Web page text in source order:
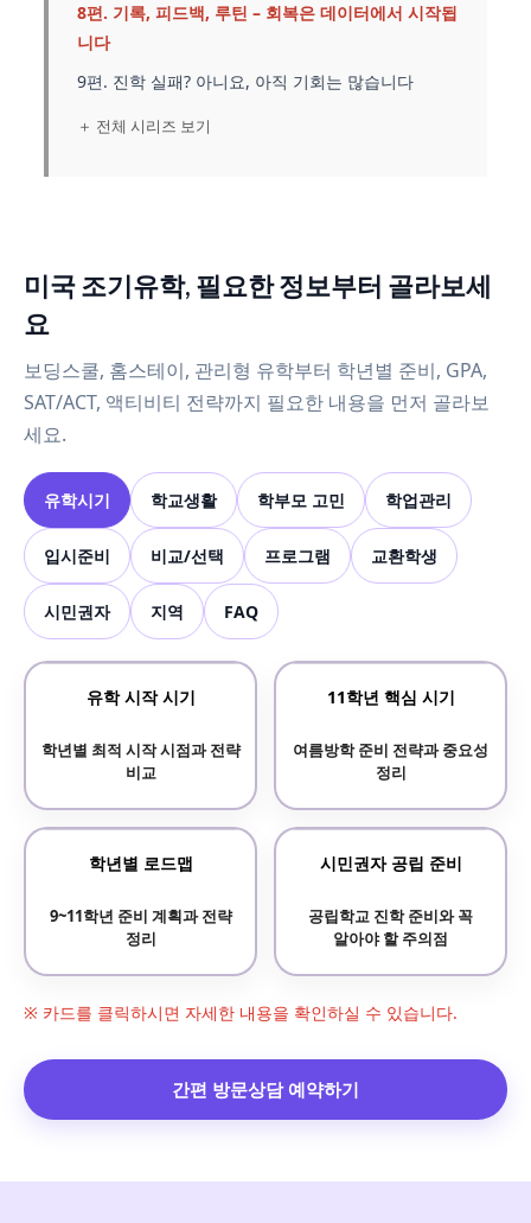
8편. 기록, 피드백, 루틴 – 회복은 데이터에서 시작됩
니다
9편. 진학 실패? 아니요, 아직 기회는 많습니다
＋ 전체 시리즈 보기
미국 조기유학, 필요한 정보부터 골라보세
요
보딩스쿨, 홈스테이, 관리형 유학부터 학년별 준비, GPA,
SAT/ACT, 액티비티 전략까지 필요한 내용을 먼저 골라보
세요.
유학시기 학교생활 학부모 고민 학업관리
입시준비 비교/선택 프로그램 교환학생
시민권자 지역 FAQ
유학 시작 시기
학년별 최적 시작 시점과 전략
비교
11학년 핵심 시기
여름방학 준비 전략과 중요성
정리
학년별 로드맵
9~11학년 준비 계획과 전략
정리
시민권자 공립 준비
공립학교 진학 준비와 꼭
알아야 할 주의점
※ 카드를 클릭하시면 자세한 내용을 확인하실 수 있습니다.
간편 방문상담 예약하기